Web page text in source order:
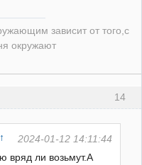
зависит от того,с
окружают
14
↑
2024-01-12 14:11:44
вряд ли возьмут.А